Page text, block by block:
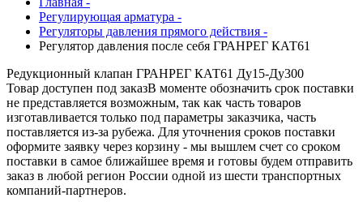
Регулирующая арматура -
Регуляторы давления прямого действия -
Регулятор давления после себя ГРАНРЕГ КАТ61
Редукционный клапан ГРАНРЕГ КАТ61 Ду15-Ду300
Товар доступен под заказВ моменте обозначить срок поставки
не представляется возможным, так как часть товаров
изготавливается только под параметры заказчика, часть
поставляется из-за рубежа. Для уточнения сроков поставки
оформите заявку через корзину - мы вышлем счет со сроком
поставки в самое ближайшее время и готовы будем отправить
заказ в любой регион России одной из шести транспортных
компаний-партнеров.